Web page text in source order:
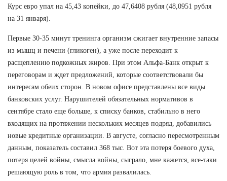
Курс евро упал на 45,43 копейки, до 47,6408 рубля (48,0951 рубля
на 31 января).
Первые 30-35 минут тренинга организм сжигает внутренние запасы
из мышц и печени (гликоген), а уже после переходит к
расщеплению подкожных жиров. При этом Альфа-Банк открыт к
переговорам и ждет предложений, которые соответствовали бы
интересам обеих сторон. В новом офисе представлены все виды
банковских услуг. Нарушителей обязательных нормативов в
сентябре стало еще больше, к списку банков, стабильно в него
входящих на протяжении нескольких месяцев подряд, добавились
новые кредитные организации. В августе, согласно пересмотренным
данным, показатель составил 368 тыс. Вот эта потеря боевого духа,
потеря целей войны, смысла войны, сыграло, мне кажется, все-таки
решающую роль в том, что армия развалилась.